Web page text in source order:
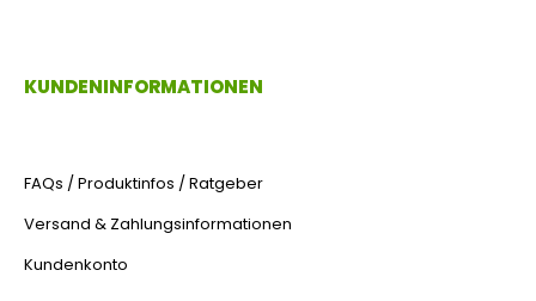
KUNDENINFORMATIONEN
FAQs / Produktinfos / Ratgeber
Versand & Zahlungsinformationen
Kundenkonto